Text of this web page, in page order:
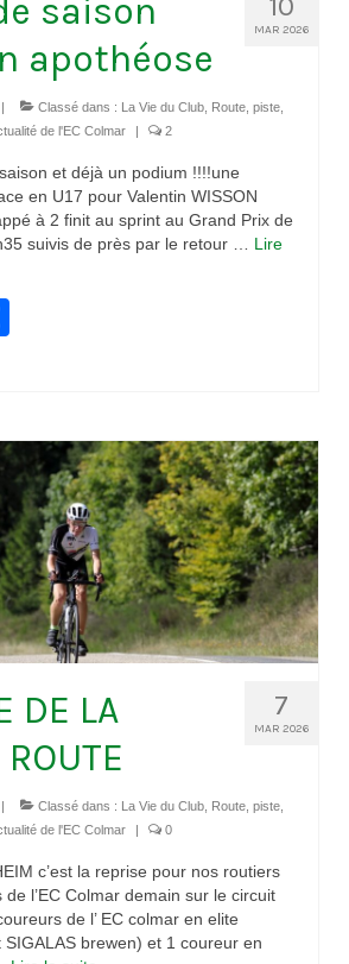
MAR 2026
saison
apothéose
| Classé dans : La Vie du Club Route, piste,
de l'EC Colmar | 2
et déjà un podium !!!!une
en U17 pour Valentin WISSON
à 2 finit au sprint au Grand Prix de
suivis de près par le retour … Lire
7
MAR 2026
DE LA
| Classé dans : La Vie du Club Route, piste,
de l'EC Colmar | 0
c’est la reprise pour nos routiers
l’EC Colmar demain sur le circuit
de l’ EC colmar en elite
SIGALAS brewen) et 1 coureur en